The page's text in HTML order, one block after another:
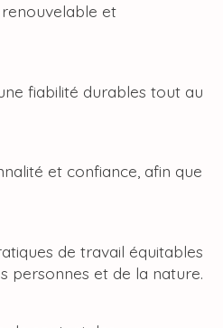
et
fiabilité durables tout au
et confiance, afin que
de travail équitables
personnes et de la nature.